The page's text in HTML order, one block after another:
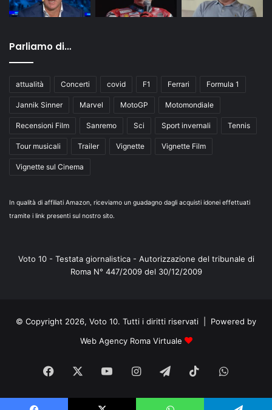
Parliamo di…
attualità Concerti covid F1 Ferrari Formula 1
Jannik Sinner Marvel MotoGP Motomondiale
Recensioni Film Sanremo Sci Sport invernali Tennis
Tour musicali Trailer Vignette Vignette Film
Vignette sul Cinema
In qualità di affiliati Amazon, riceviamo un guadagno dagli acquisti idonei effettuati
tramite i link presenti sul nostro sito.
Voto 10 - Testata giornalistica - Autorizzazione del tribunale di
Roma N° 447/2009 del 30/12/2009
© Copyright 2026, Voto 10. Tutti i diritti riservati | Powered by
Web Agency Roma Virtuale
Facebook You
Tube
Instagram
TelegramTikTok